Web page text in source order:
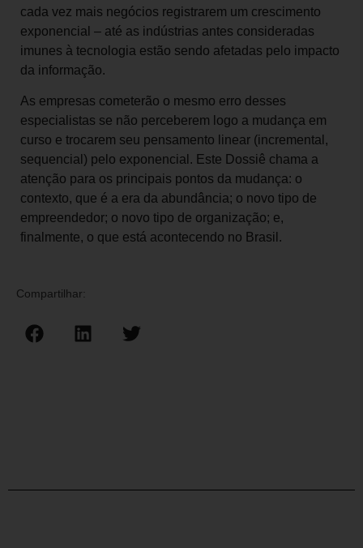
cada vez mais negócios registrarem um crescimento
exponencial – até as indústrias antes consideradas
imunes à tecnologia estão sendo afetadas pelo impacto
da informação.
As empresas cometerão o mesmo erro desses
especialistas se não perceberem logo a mudança em
curso e trocarem seu pensamento linear (incremental,
sequencial) pelo exponencial. Este Dossiê chama a
atenção para os principais pontos da mudança: o
contexto, que é a era da abundância; o novo tipo de
empreendedor; o novo tipo de organização; e,
finalmente, o que está acontecendo no Brasil.
Compartilhar: